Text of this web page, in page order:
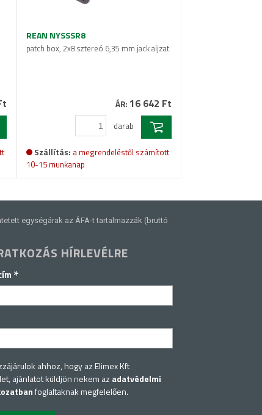
REAN NYSSSR8
patch box, 2x8 sztereó 6,35 mm jack aljzat
ÁR: 16 642 Ft
darab
Szállítás: a megrendeléstől számított
10-15 munkanap
egységárak az ÁFA-t tartalmazzák (bruttó
HÍRLEVÉLRE
*
ahhoz, hogy az Elimex Kft
ajánlatot küldjön nekem az adatvédelmi
foglaltaknak megfelelően.